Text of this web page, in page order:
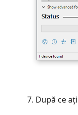
După ce